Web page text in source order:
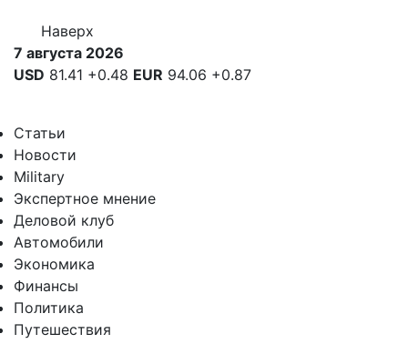
Наверх
7 августа 2026
USD 81.41 +0.48 EUR 94.06 +0.87
Статьи
Новости
Military
Экспертное мнение
Деловой клуб
Автомобили
Экономика
Финансы
Политика
Путешествия